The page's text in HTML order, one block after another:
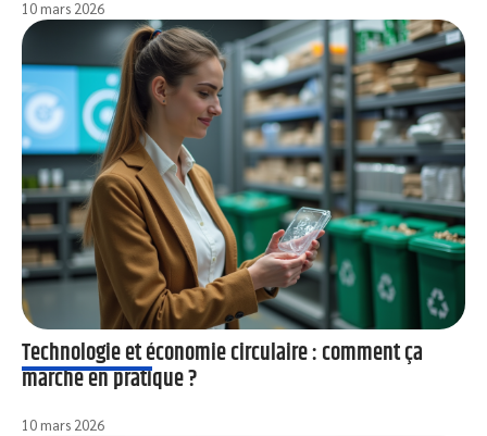
10 mars 2026
Technologie et économie circulaire : comment ça
marche en pratique ?
10 mars 2026